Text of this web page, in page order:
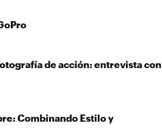
de acción: entrevista con
Combinando Estilo y